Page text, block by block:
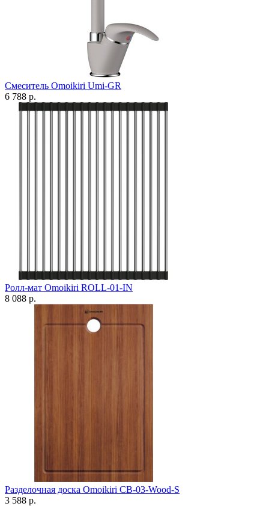
Смеситель Omoikiri Umi-GR
6 788 р.
Ролл-мат Omoikiri ROLL-01-IN
8 088 р.
Разделочная доска Omoikiri CB-03-Wood-S
3 588 р.